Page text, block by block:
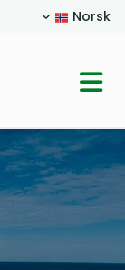
Norsk